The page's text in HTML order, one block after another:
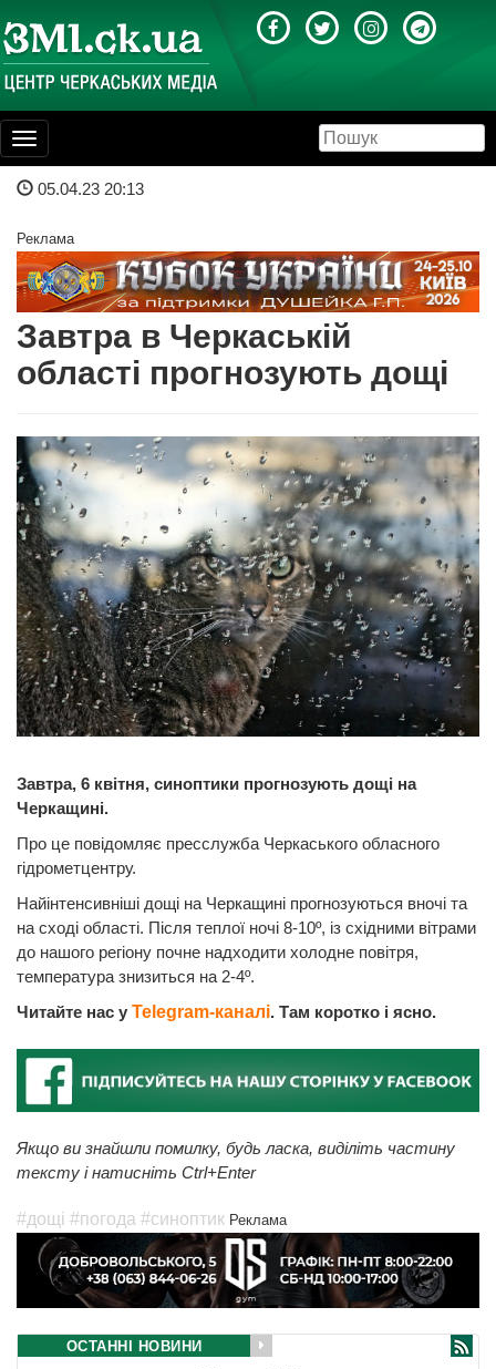
Toggle
navigation
05.04.23 20:13
Реклама
Завтра в Черкаській
області прогнозують дощі
Завтра, 6 квітня, синоптики прогнозують дощі на
Черкащині.
Про це повідомляє пресслужба Черкаського обласного
гідрометцентру.
Найінтенсивніші дощі на Черкащині прогнозуються вночі та
на сході області. Після теплої ночі 8-10º, із східними вітрами
до нашого регіону почне надходити холодне повітря,
температура знизиться на 2-4º.
Читайте нас у Telegram-каналі. Там коротко і ясно.
Якщо ви знайшли помилку, будь ласка, виділіть частину
тексту і натисніть Ctrl+Enter
#дощі #погода #синоптик Реклама
ОСТАННІ НОВИНИ